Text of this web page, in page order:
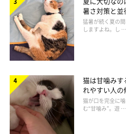
①食事関連に問題がある可能性
ることがあります。たとえば、フー
菌が繁殖し、それが猫の皮膚について
も。
暑さ対策と並
工夫
猛暑が続く夏の
しますよね。し …
猫は甘噛み
れやすい人
猫が口を完全に
む“甘噛み”。遊 …